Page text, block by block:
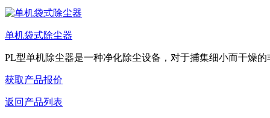
单机袋式除尘器
PL型单机除尘器是一种净化除尘设备，对于捕集细小而干燥的
获取产品报价
返回产品列表